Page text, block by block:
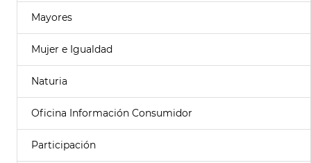
Mayores
Mujer e Igualdad
Naturia
Oficina Información Consumidor
Participación